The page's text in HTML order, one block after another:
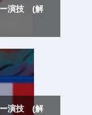
演技 (解
演技 (解